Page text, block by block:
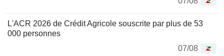
L'ACR 2026 de Crédit Agricole souscrite par plus de 53
000 personnes
07/08